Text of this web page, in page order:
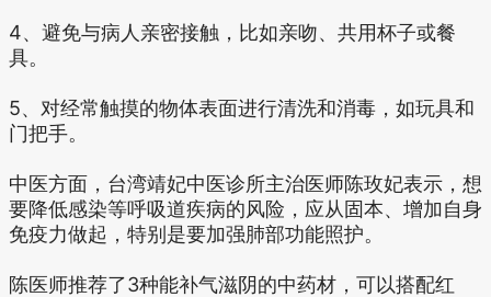
4、避免与病人亲密接触，比如亲吻、共用杯子或餐
具。
5、对经常触摸的物体表面进行清洗和消毒，如玩具和
门把手。
中医方面，台湾靖妃中医诊所主治医师陈玫妃表示，想
要降低感染等呼吸道疾病的风险，应从固本、增加自身
免疫力做起，特别是要加强肺部功能照护。
陈医师推荐了3种能补气滋阴的中药材，可以搭配红